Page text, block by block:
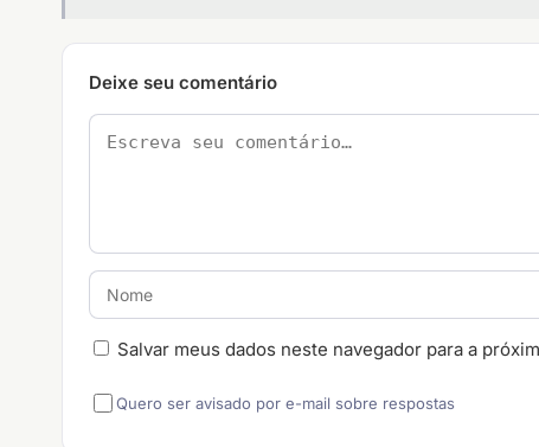
Deixe seu comentário
Salvar meus dados neste navegador para a
Quero ser avisado por e-mail sobre respostas